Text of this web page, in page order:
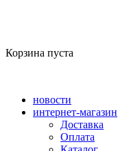
Корзина пуста
новости
интернет-магазин
Доставка
Оплата